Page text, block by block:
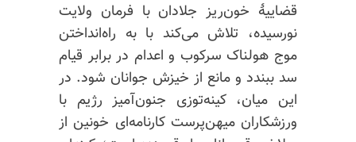
قضاییهٔ خون‌ریز جلادان با فرمان ولایت
نورسیده، تلاش می‌کند با به راه‌انداختن
موج هولناک سرکوب و اعدام در برابر قیام
سد ببندد و مانع از خیزش جوانان شود. در
این میان، کینه‌توزی جنون‌آمیز رژیم با
ورزشکاران میهن‌پرست کارنامه‌ای خونین از